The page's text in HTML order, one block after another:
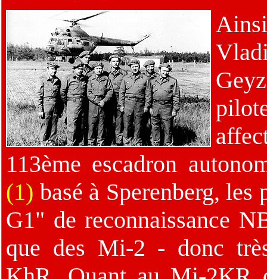
113ème escadron
(1) basé à Sperenberg,
G1" de reconnaissance
que des Mi-2 - donc